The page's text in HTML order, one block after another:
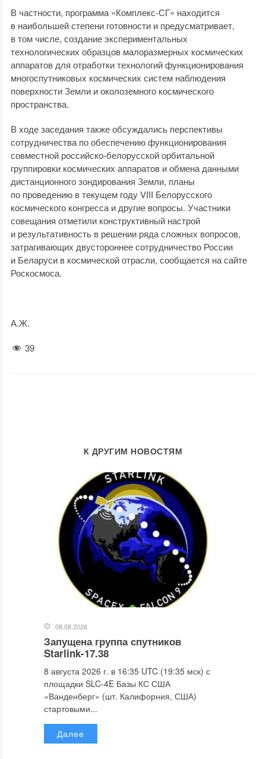
В частности, программа «Комплекс-СГ» находится
в наибольшей степени готовности и предусматривает,
в том числе, создание экспериментальных
технологических образцов малоразмерных космических
аппаратов для отработки технологий функционирования
многоспутниковых космических систем наблюдения
поверхности Земли и околоземного космического
пространства.
В ходе заседания также обсуждались перспективы
сотрудничества по обеспечению функционирования
совместной российско-белорусской орбитальной
группировки космических аппаратов и обмена данными
дистанционного зондирования Земли, планы
по проведению в текущем году VIII Белорусского
космического конгресса и другие вопросы. Участники
совещания отметили конструктивный настрой
и результативность в решении ряда сложных вопросов,
затрагивающих двустороннее сотрудничество России
и Беларуси в космической отрасли, сообщается на сайте
Роскосмоса.
А.Ж.
39
К ДРУГИМ НОВОСТЯМ
08.08.2026
Запущена группа спутников
Starlink-17.38
8 августа 2026 г. в 16:35 UTC (19:35 мск) с
площадки SLC-4E Базы КС США
«Ванденберг» (шт. Калифорния, США)
стартовыми...
Далее